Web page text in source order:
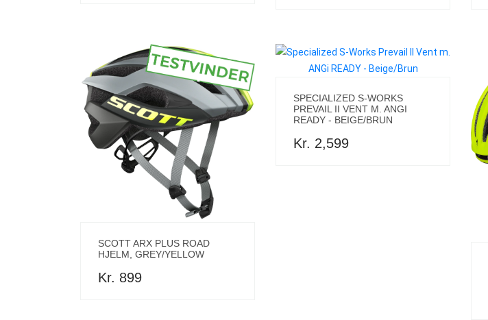
SCOTT ARX PLUS ROAD
HJELM, GREY/YELLOW
Kr. 899
SPECIALIZED S-WORKS
PREVAIL II VENT M. ANGI
READY - BEIGE/BRUN
Kr. 2,599